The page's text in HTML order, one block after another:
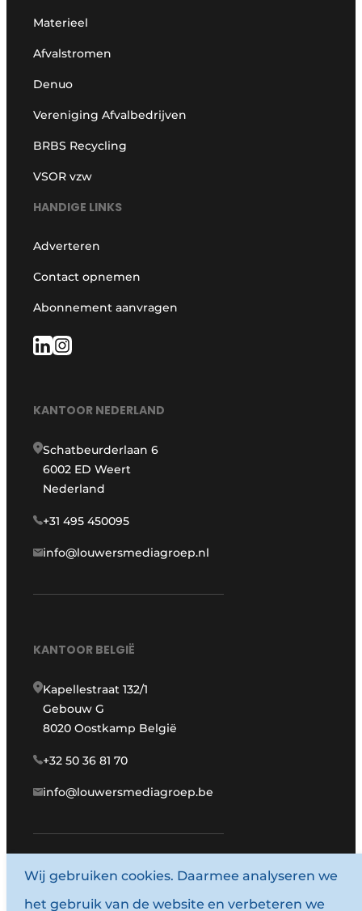
Materieel
Afvalstromen
Denuo
Vereniging Afvalbedrijven
BRBS Recycling
VSOR vzw
HANDIGE LINKS
Adverteren
Contact opnemen
Abonnement aanvragen
KANTOOR NEDERLAND
Schatbeurderlaan 6
6002 ED Weert
Nederland
+31 495 450095
info@louwersmediagroep.nl
KANTOOR BELGIË
Kapellestraat 132/1
Gebouw G
8020 Oostkamp België
+32 50 36 81 70
info@louwersmediagroep.be
www.louwersmediagroep.com
© 1987 - 2026 Louwersmediagroep.
Wij gebruiken cookies. Daarmee analyseren we
het gebruik van de website en verbeteren we